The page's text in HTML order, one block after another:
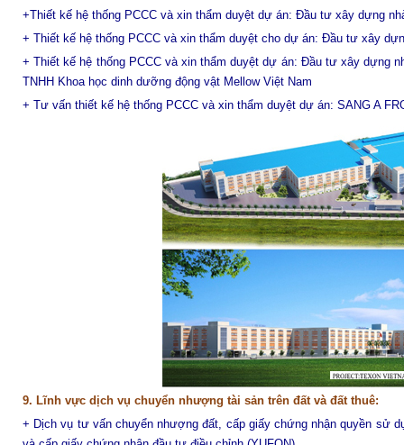
+Thiết kế hệ thống PCCC và xin thẩm duyệt dự án: Đầu tư xây dựng
+ Thiết kế hệ thống PCCC và xin thẩm duyệt cho dự án: Đầu tư xây
+ Thiết kế hệ thống PCCC và xin thẩm duyệt dự án: Đầu tư xây dựng
TNHH Khoa học dinh dưỡng động vật Mellow Việt Nam
+ Tư vấn thiết kế hệ thống PCCC và xin thẩm duyệt dự án: SANG A
9. Lĩnh vực dịch vụ chuyển nhượng tài sản trên đất và đất thuê:
+ Dịch vụ tư vấn chuyển nhượng đất, cấp giấy chứng nhận quyền sử